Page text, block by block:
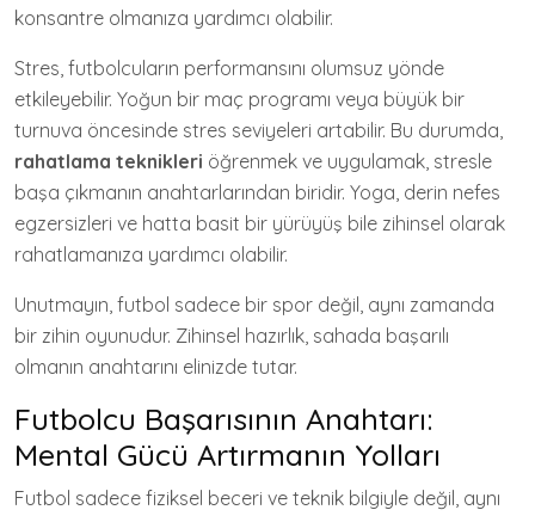
konsantre olmanıza yardımcı olabilir.
Stres, futbolcuların performansını olumsuz yönde
etkileyebilir. Yoğun bir maç programı veya büyük bir
turnuva öncesinde stres seviyeleri artabilir. Bu durumda,
rahatlama teknikleri öğrenmek ve uygulamak, stresle
başa çıkmanın anahtarlarından biridir. Yoga, derin nefes
egzersizleri ve hatta basit bir yürüyüş bile zihinsel olarak
rahatlamanıza yardımcı olabilir.
Unutmayın, futbol sadece bir spor değil, aynı zamanda
bir zihin oyunudur. Zihinsel hazırlık, sahada başarılı
olmanın anahtarını elinizde tutar.
Futbolcu Başarısının Anahtarı:
Mental Gücü Artırmanın Yolları
Futbol sadece fiziksel beceri ve teknik bilgiyle değil, aynı